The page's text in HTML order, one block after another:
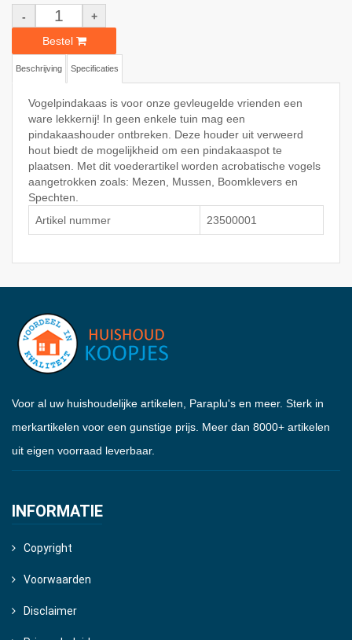
-
+
Bestel
Beschrijving Specificaties
Vogelpindakaas is voor onze gevleugelde vrienden een
ware lekkernij! In geen enkele tuin mag een
pindakaashouder ontbreken. Deze houder uit verweerd
hout biedt de mogelijkheid om een pindakaaspot te
plaatsen. Met dit voederartikel worden acrobatische vogels
aangetrokken zoals: Mezen, Mussen, Boomklevers en
Spechten.
Artikel nummer
23500001
Voor al uw huishoudelijke artikelen, Paraplu's en meer. Sterk in
merkartikelen voor een gunstige prijs. Meer dan 8000+ artikelen
uit eigen voorraad leverbaar.
INFORMATIE
Copyright
Voorwaarden
Disclaimer